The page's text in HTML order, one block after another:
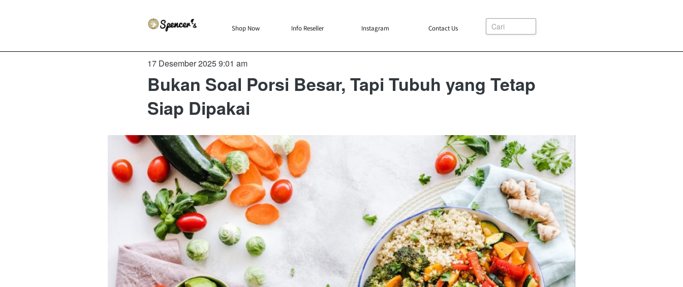
`
Shop Now `
Info Reseller `
Instagram `
Contact Us Cari
17 Desember 2025 9:01 am
Bukan Soal Porsi Besar, Tapi Tubuh yang Tetap
Siap Dipakai